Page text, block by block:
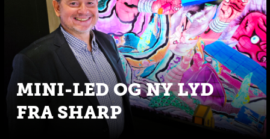
MINI-LED OG NY LYD
FRA SHARP